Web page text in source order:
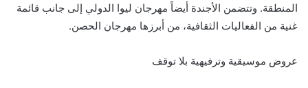
المنطقة. وتتضمن الأجندة أيضاًمهرجان ليوا الدولي إلى جانب قائمة
غنية من الفعاليات الثقافية، من أبرزها مهرجان الحصن.
عروض موسيقية وترفيهية بلا توقف